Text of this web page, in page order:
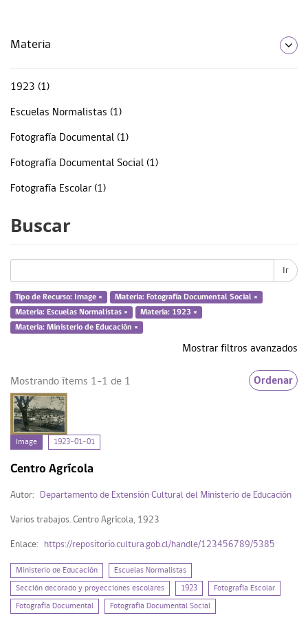
Materia
1923 (1)
Escuelas Normalistas (1)
Fotografía Documental (1)
Fotografía Documental Social (1)
Fotografía Escolar (1)
Fecha
Tipo de Recurso
Image (1)
Mi Repositorio
Acceder
Registrarse
Buscar
Ir
Tipo de Recurso: Image ×
Materia: Fotografía Documental Social ×
Materia: Escuelas Normalistas ×
Materia: 1923 ×
Materia: Ministerio de Educación ×
Mostrar filtros avanzados
Mostrando ítems 1-1 de 1 Ordenar
Image 1923-01-01
Centro Agrícola
Autor: Departamento de Extensión Cultural del Ministerio de Educación
Varios trabajos. Centro Agrícola, 1923
Enlace: https://repositorio.cultura.gob.cl/handle/123456789/5385
Ministerio de Educación Escuelas Normalistas
Sección decorado y proyecciones escolares 1923 Fotografía Escolar
Fotografía Documental Fotografía Documental Social